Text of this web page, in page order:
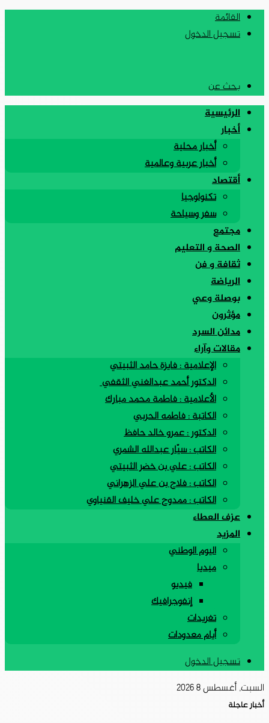
القائمة
تسجيل الدخول
بحث عن
الرئيسية
أخبار
أخبار محلية
أخبار عربية وعالمية
أقتصاد
تكنولوجيا
سفر وسياحة
مجتمع
الصحة و التعليم
ثقافة و فن
الرياضة
بوصلة وعي
مؤثرون
مدائن السرد
مقالات وآراء
الإعلامية : فايزة حامد الثبيتي
الدكتور أحمد عبدالغني الثقفي
الأعلامية : فاطمة محمد مبارك
الكاتبة : فاطمه الحربي
الدكتور : عمرو خالد حافظ
الكاتب : سيّار عبدالله الشمري
الكاتب : علي بن خضر الثبيتي
الكاتب : فلاح بن علي الزهراني
الكاتب : ممدوح علي خليف القنياوي
عزف العطاء
المزيد
اليوم الوطني
ميديا
فيديو
إنفوجرافيك
تغريدات
أيام معدودات
تسجيل الدخول
السبت, أغسطس 8 2026
أخبار عاجلة